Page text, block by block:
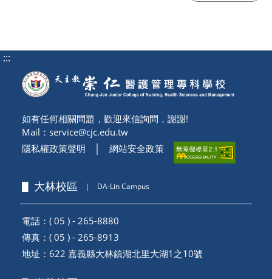
:::
如有任何相關問題，歡迎來信詢問，謝謝!
Mail： service@cjc.edu.tw
隱私權政策聲明
網站安全政策
▋ 大林校區 ｜ DA-Lin Campus
電話：( 05 ) - 265-8880
傳真：( 05 ) - 265-8913
地址： 622 嘉義縣大林鎮湖北里大湖1之10號